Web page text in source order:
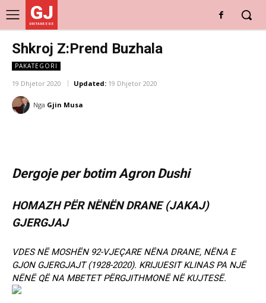
GJ
DRITARE E RE
Shkroj Z:Prend Buzhala
PAKATEGORI
19 Dhjetor 2020 Updated: 19 Dhjetor 2020
Nga Gjin Musa
Dergoje per botim Agron Dushi
HOMAZH PËR NËNËN DRANE (JAKAJ)
GJERGJAJ
VDES NË MOSHËN 92-VJEÇARE NËNA DRANE, NËNA E
GJON GJERGJAJT (1928-2020). KRIJUESIT KLINAS PA NJË
NËNË QË NA MBETET PËRGJITHMONË NË KUJTESË.